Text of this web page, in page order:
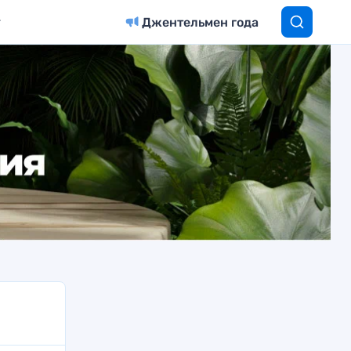
Джентельмен года